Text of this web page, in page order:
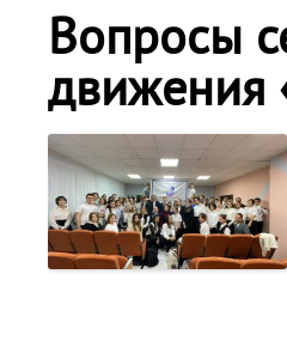
Вопросы
движения